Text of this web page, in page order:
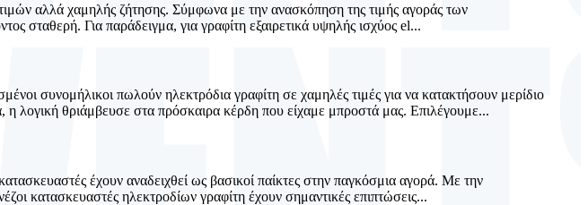
αλλά χαμηλής ζήτησης. Σύμφωνα με την ανασκόπηση της τιμής αγοράς των
σταθερή. Για παράδειγμα, για γραφίτη εξαιρετικά υψηλής ισχύος el...
συνομήλικοι πωλούν ηλεκτρόδια γραφίτη σε χαμηλές τιμές για να κατακτήσουν μερίδιο
λογική θριάμβευσε στα πρόσκαιρα κέρδη που είχαμε μπροστά μας. Επιλέγουμε...
έχουν αναδειχθεί ως βασικοί παίκτες στην παγκόσμια αγορά. Με την
κατασκευαστές ηλεκτροδίων γραφίτη έχουν σημαντικές επιπτώσεις...